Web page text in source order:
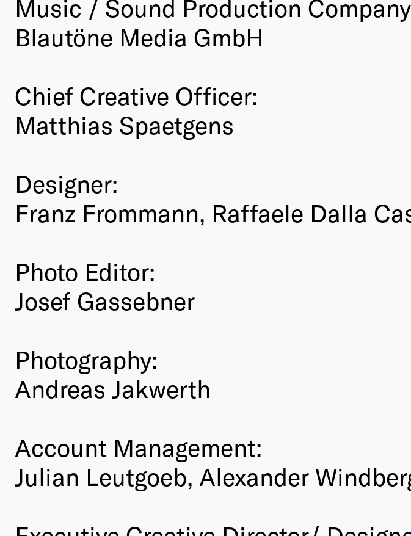
Music / Sound Production
Blautöne Media GmbH
Chief Creative Officer:
Matthias Spaetgens
Designer:
Franz Frommann, Raffaele Dalla
Photo Editor:
Josef Gassebner
Photography:
Andreas Jakwerth
Account Management:
Julian Leutgoeb, Alexander